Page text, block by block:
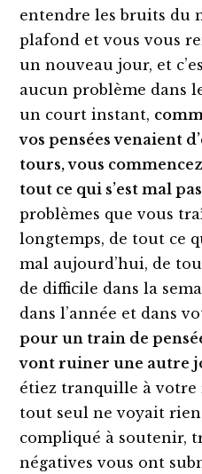
entendre les bruits du
plafond et vous vous
un nouveau jour, et
aucun problème dans
un court instant,
vos pensées venaient
tours, vous
tout ce qui s’est mal
problèmes que vous
longtemps, de tout ce
mal aujourd’hui, de
de difficile dans la
dans l’année et dans
pour un train de
vont ruiner une autre
étiez tranquille à votre
tout seul ne voyait
compliqué à soutenir,
négatives vous ont